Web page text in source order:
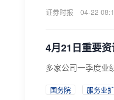
证券时报
04-22
4月21日重要
多家公司一季度业
国务院 服务业